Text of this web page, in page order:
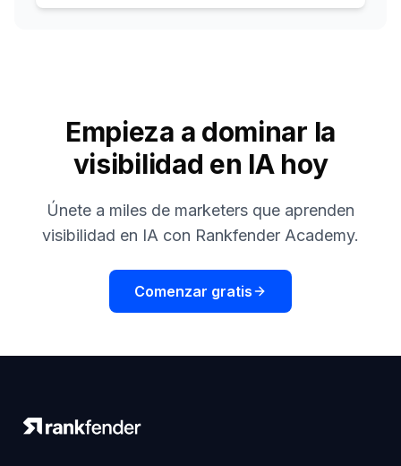
Empieza a dominar la
visibilidad en IA hoy
Únete a miles de marketers que aprenden
visibilidad en IA con Rankfender Academy.
Comenzar gratis